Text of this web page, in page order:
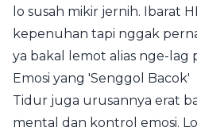
lo susah mikir jernih. Ibarat
kepenuhan tapi nggak
ya bakal lemot alias nge-lag
Emosi yang 'Senggol Bacok'
Tidur juga urusannya erat
mental dan kontrol emosi.